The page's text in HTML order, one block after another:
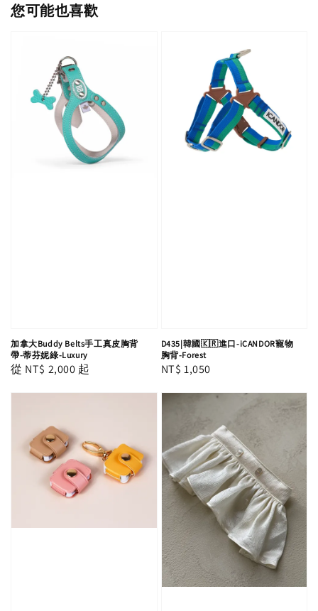
您可能也喜歡
加拿大Buddy Belts手工真皮胸背
帶-蒂芬妮綠-Luxury
Regular
從 NT$ 2,000 起
D435|韓國🇰🇷進口-iCANDOR寵物
胸背-Forest
Regular
NT$ 1,050